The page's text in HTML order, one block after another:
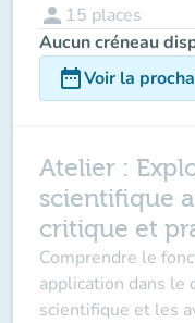
person 15 places
Aucun créneau
date_rangeVoir la
Atelier :
scientifique
critique et
Comprendre le
application dans le
scientifique et les